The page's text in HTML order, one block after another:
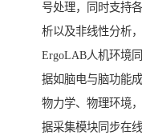
号处理，同时支持
析以及非线性分析
ErgoLAB人机环境
据如脑电与脑功能
物力学、物理环境
据采集模块同步在